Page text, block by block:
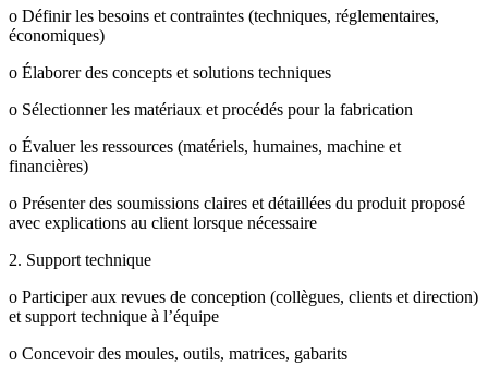
o Définir les besoins et contraintes (techniques, réglementaires,
économiques)
o Élaborer des concepts et solutions techniques
o Sélectionner les matériaux et procédés pour la fabrication
o Évaluer les ressources (matériels, humaines, machine et
financières)
o Présenter des soumissions claires et détaillées du produit proposé
avec explications au client lorsque nécessaire
2. Support technique
o Participer aux revues de conception (collègues, clients et direction)
et support technique à l’équipe
o Concevoir des moules, outils, matrices, gabarits